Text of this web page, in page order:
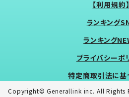
【利用規約】
ランキング
ランキング
プライバシーポ
特定商取引法に基
Copyright© Generallink inc. All Rights